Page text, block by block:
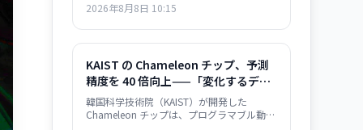
ヶ月要した材料構造解析が数日で完了する
し。
2026年8月8日 10:15
KAIST の Chameleon チップ、予測
精度を 40 倍向上——「変化するデー
タに自動適応」する AI ハードウェア
が量産段階へ
韓国科学技術院（KAIST）が開発した
Chameleon チップは、プログラマブル動的